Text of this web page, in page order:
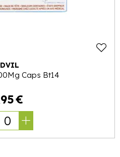
Caps Bt14
95€
0